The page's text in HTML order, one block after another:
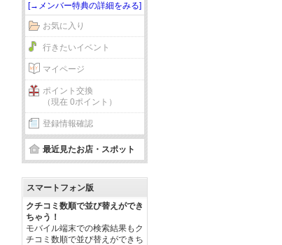
[→メンバー特典の詳細をみる]
お気に入り
行きたいイベント
マイページ
ポイント交換
（現在 0ポイント）
登録情報確認
最近見たお店・スポット
スマートフォン版
クチコミ数順で並び替えができ
ちゃう！
モバイル端末での検索結果もク
チコミ数順で並び替えができち